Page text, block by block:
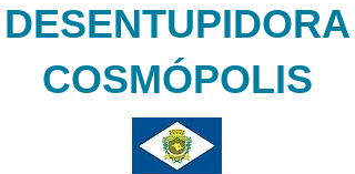
DESENTUPIDORA
COSMÓPOLIS